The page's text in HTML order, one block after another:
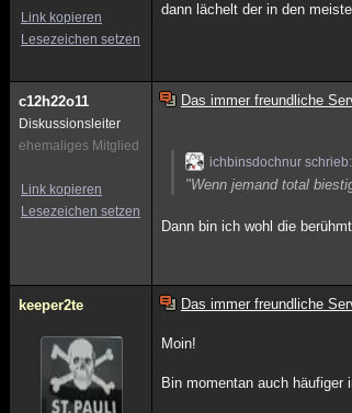
Link kopieren
Lesezeichen setzen
dann lächelt der in den
c12h22o11
Diskussionsleiter
ehemaliges Mitglied
Link kopieren
Lesezeichen setzen
Das immer freundliche
ichbinsdochnur schrieb:
"Wenn jemand total
Dann bin ich wohl die
keeper2te Das immer freundliche
Moin!
Bin momentan auch häufiger